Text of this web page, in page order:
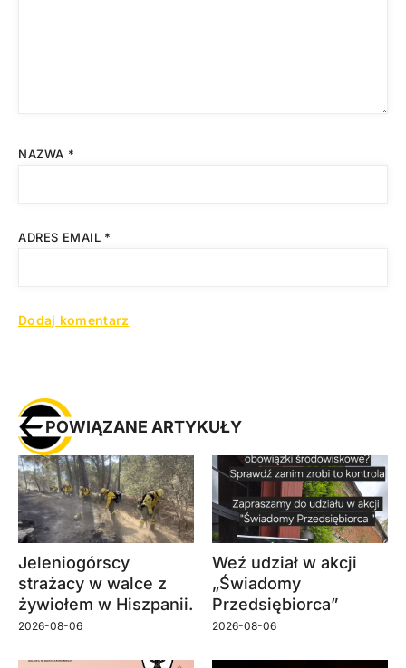
NAZWA *
ADRES EMAIL *
POWIĄZANE ARTYKUŁY
Jeleniogórscy
strażacy w walce z
żywiołem w Hiszpanii.
2026-08-06
Weź udział w akcji
„Świadomy
Przedsiębiorca”
2026-08-06